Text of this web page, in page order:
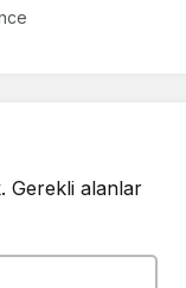
Gerekli alanlar